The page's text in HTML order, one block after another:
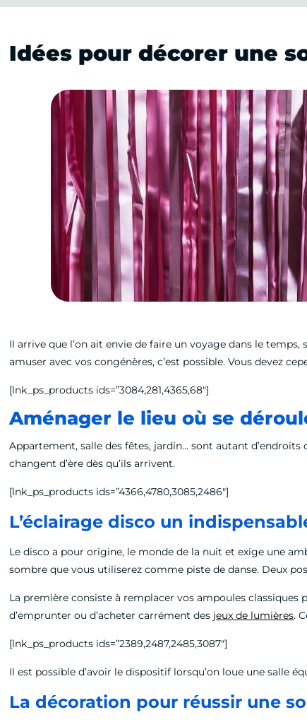
Idées pour décorer une
Il arrive que l’on ait envie de faire un voyage dans le
amuser avec vos congénères, c’est possible. Vous devez
[lnk_ps_products ids=”3084,281,4365,68″]
Aménager le lieu où se
Appartement, salle des fêtes, jardin… sont autant d’endroits
changent d’ère dès qu’ils arrivent.
[lnk_ps_products ids=”4366,4780,3085,2486″]
L’éclairage disco un
Le disco a pour origine, le monde de la nuit et exige une
sombre que vous utiliserez comme piste de danse. Deux
La première consiste à remplacer vos ampoules classiques
d’emprunter ou d’acheter carrément des jeux de lumières.
[lnk_ps_products ids=”2389,2487,2485,3087″]
Il est possible d’avoir le dispositif lorsqu’on loue une salle
La décoration pour réussir une